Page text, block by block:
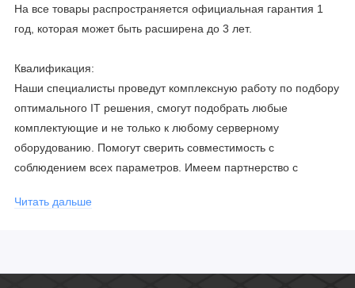
На все товары распространяется официальная гарантия 1
год, которая может быть расширена до 3 лет.
Квалификация:
Наши специалисты проведут комплексную работу по подбору
оптимального IT решения, смогут подобрать любые
комплектующие и не только к любому серверному
оборудованию. Помогут сверить совместимость с
соблюдением всех параметров. Имеем партнерство с
обучение сотрудников, что позволяет исключить ошибки даже
Читать дальше